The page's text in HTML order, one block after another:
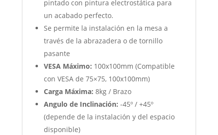
pintado con pintura electrostática para
un acabado perfecto.
Se permite la instalación en la mesa a
través de la abrazadera o de tornillo
pasante
VESA Máximo: 100x100mm (Compatible
con VESA de 75×75, 100x100mm)
Carga Máxima: 8kg / Brazo
Angulo de Inclinación: -45º / +45º
(depende de la instalación y del espacio
disponible)